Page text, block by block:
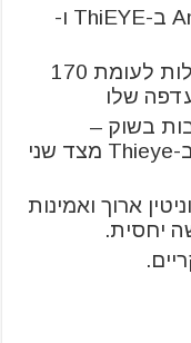
Ambarella A12 ב-ThiEYE ו-
זווית הצילום בשיאומי 155 מעלות לעומת 170
בשוק –
1400mAh לעומת 1100mAh ב-Thieye מצד שני
ארוך ואמינות